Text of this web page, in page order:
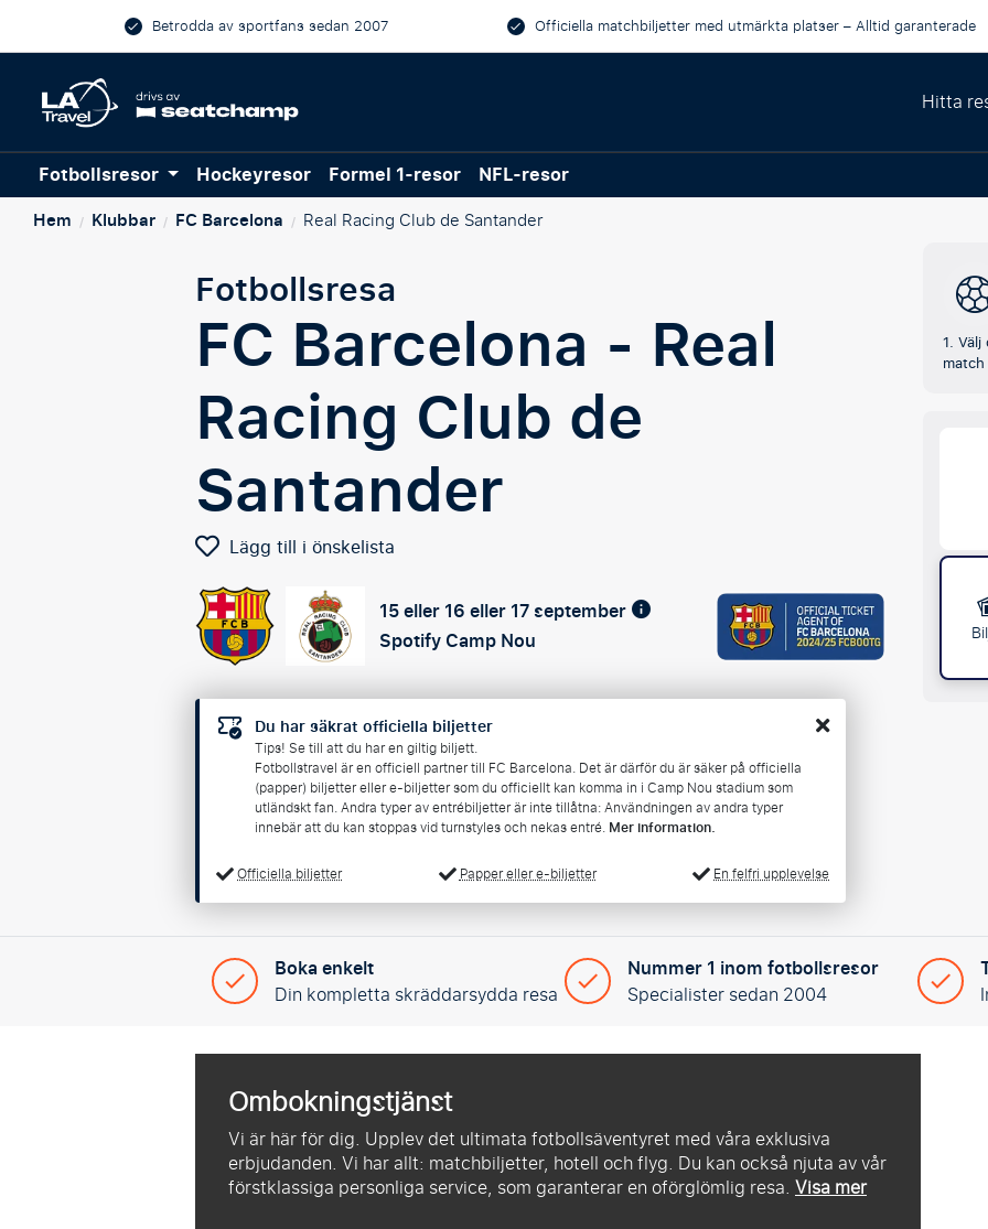
Betrodda av sportfans sedan 2007 Officiella matchbiljetter med utmärkta platser – Alltid garanterade
Hitta
Fotbollsresor Hockeyresor Formel 1-resor NFL-resor
Hem / Klubbar / FC Barcelona / Real Racing Club de Santander
Fotbollsresa
FC Barcelona - Real
Racing Club de
Santander
Lägg till i önskelista
15 eller 16 eller 17 september
Spotify Camp Nou
Du har säkrat officiella biljetter
Tips! Se till att du har en giltig biljett.
Fotbollstravel är en officiell partner till FC Barcelona. Det är därför du är säker på officiella
(papper) biljetter eller e-biljetter som du officiellt kan komma in i Camp Nou stadium som
utländskt fan. Andra typer av entrébiljetter är inte tillåtna: Användningen av andra typer
innebär att du kan stoppas vid turnstyles och nekas entré.Mer information.
Officiella biljetter
Papper eller e-biljetter En felfri upplevelse
1. Välj
match
Boka enkelt
Din kompletta skräddarsydda resa
Nummer 1 inom fotbollsresor
Specialister sedan 2004
Ombokningstjänst
Vi är här för dig. Upplev det ultimata fotbollsäventyret med våra exklusiva
erbjudanden. Vi har allt: matchbiljetter, hotell och flyg. Du kan också njuta av vår
förstklassiga personliga service, som garanterar en oförglömlig resa. Visa mer